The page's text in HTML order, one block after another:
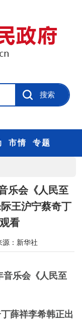
市情 专题
乐会《人民至
王沪宁蔡奇丁
看
源： 新华社
音乐会《人民至
薛祥李希韩正出